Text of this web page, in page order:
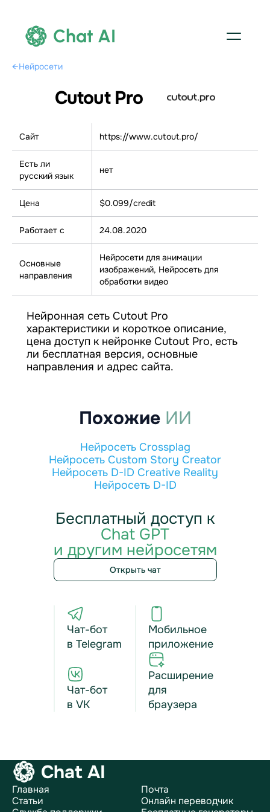
Chat AI
←Нейросети
Cutout Pro
Сайт https://www.cutout.pro/
Есть ли
русский язык
нет
Цена $0.099/credit
Работает с 24.08.2020
Основные
направления
Нейросети для анимации
изображений, Нейросеть для
обработки видео
Нейронная сеть Cutout Pro
характеристики и короткое описание,
цена доступ к нейронке Cutout Pro, есть
ли бесплатная версия, основные
направления и адрес сайта.
Похожие ИИ
Нейросеть Crossplag
Нейросеть Custom Story Creator
Нейросеть D-ID Creative Reality
Нейросеть D-ID
Бесплатный доступ к
Chat GPT
и другим нейросетям
Открыть чат
Чат-бот
в Telegram
Чат-бот
в VK
Мобильное
приложение
Расширение
для
браузера
Chat AI
Главная
Статьи
Почта
Онлайн переводчик